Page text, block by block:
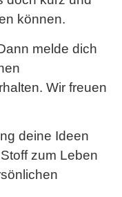
können.
melde dich
Wir freuen
deine Ideen
zum Leben